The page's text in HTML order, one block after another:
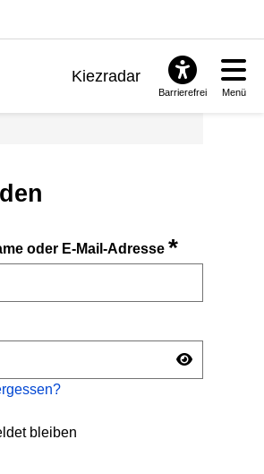
Kiezradar
Barrierefrei Menü
oder E-Mail-Adresse*
bleiben